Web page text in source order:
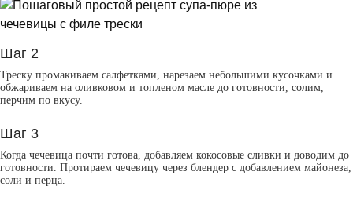
Шаг 2
Треску промакиваем салфетками, нарезаем небольшими кусочками и
обжариваем на оливковом и топленом масле до готовности, солим,
перчим по вкусу.
Шаг 3
Когда чечевица почти готова, добавляем кокосовые сливки и доводим до
готовности. Протираем чечевицу через блендер с добавлением майонеза,
соли и перца.